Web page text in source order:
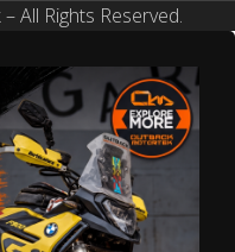
– All Rights Reserved.